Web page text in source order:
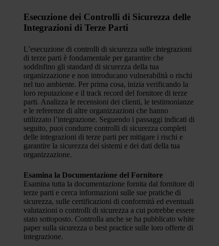
Esecuzione dei Controlli di Sicurezza delle
Integrazioni di Terze Parti
L’esecuzione di controlli di sicurezza sulle integrazioni
di terze parti è fondamentale per garantire che
soddisfino gli standard di sicurezza della tua
organizzazione e non introducano vulnerabilità o rischi
nel tuo ambiente. Per prima cosa, inizia verificando la
loro reputazione e il track record del fornitore di terze
parti. Analizza le recensioni dei clienti, le testimonianze
e le referenze di altre organizzazioni che hanno
utilizzato l’integrazione. Seguendo i passaggi indicati di
seguito, puoi condurre controlli di sicurezza completi
delle integrazioni di terze parti per mitigare i rischi e
garantire la sicurezza dei sistemi e dei dati della tua
organizzazione.
Esamina la Documentazione del Fornitore
Esamina tutta la documentazione fornita dal fornitore di
terze parti e cerca informazioni sulle sue pratiche di
sicurezza, sulle certificazioni di conformità ed eventuali
valutazioni o controlli di sicurezza a cui potrebbe essere
stato sottoposto. Controlla anche se ha pubblicato white
paper sulla sicurezza o best practice sulle loro offerte di
integrazione.